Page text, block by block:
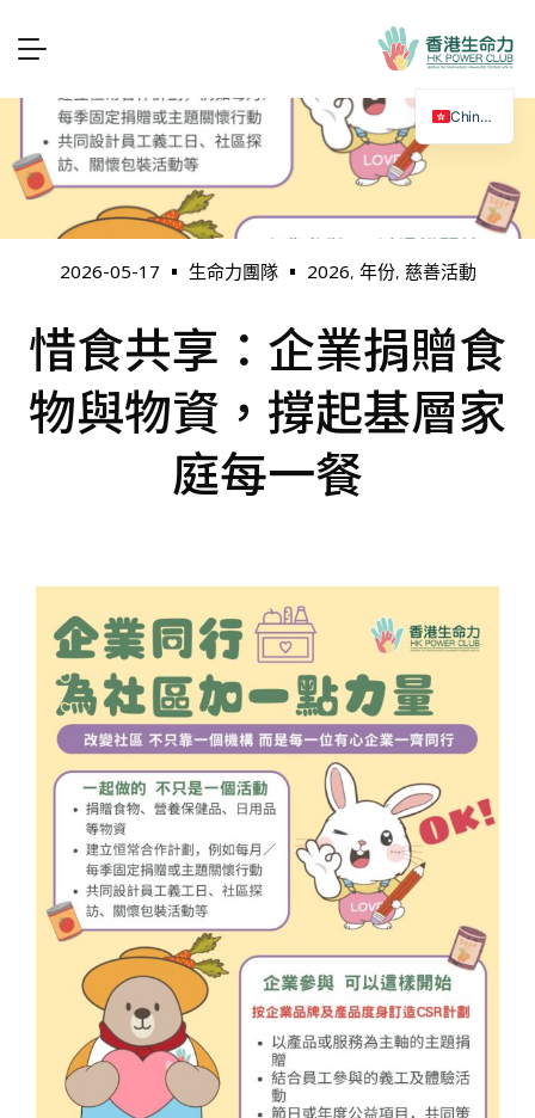
2026-05-17 生命力團隊 2026, 年份, 慈善活動
惜食共享：企業捐贈食
物與物資，撐起基層家
庭每一餐
Chinese